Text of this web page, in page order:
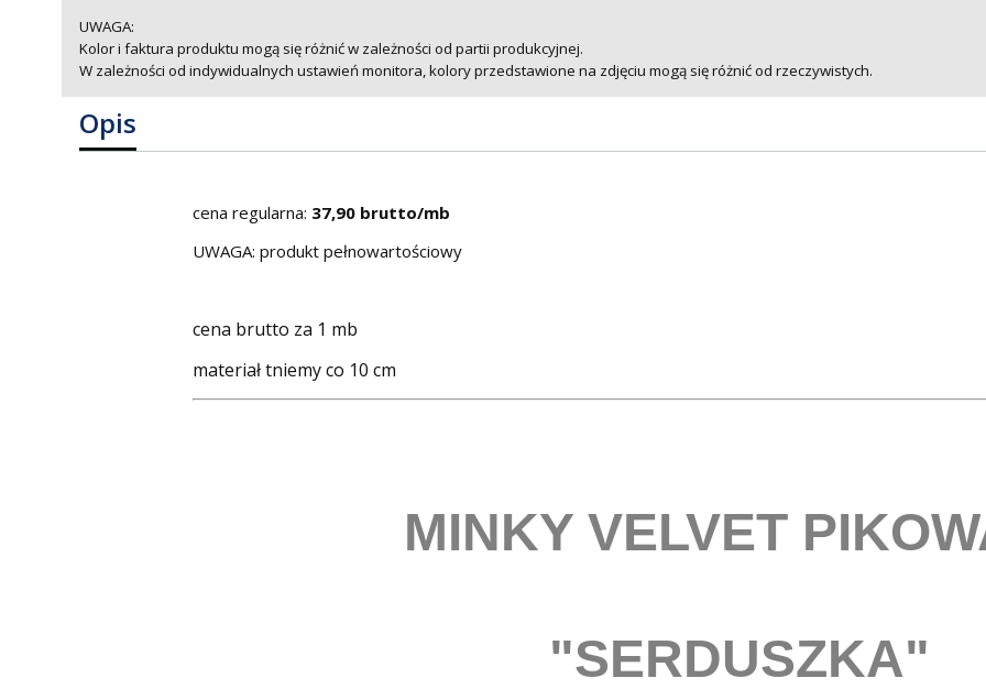
UWAGA:
Kolor i faktura produktu mogą się różnić w zależności od partii produkcyjnej.
W zależności od indywidualnych ustawień monitora, kolory przedstawione na zdjęciu mogą się różnić od rzeczywistych.
Opis
cena regularna: 37,90 brutto/mb
UWAGA: produkt pełnowartościowy
cena brutto za 1 mb
materiał tniemy co 10 cm
MINKY VELVET
"SERDUSZKA"